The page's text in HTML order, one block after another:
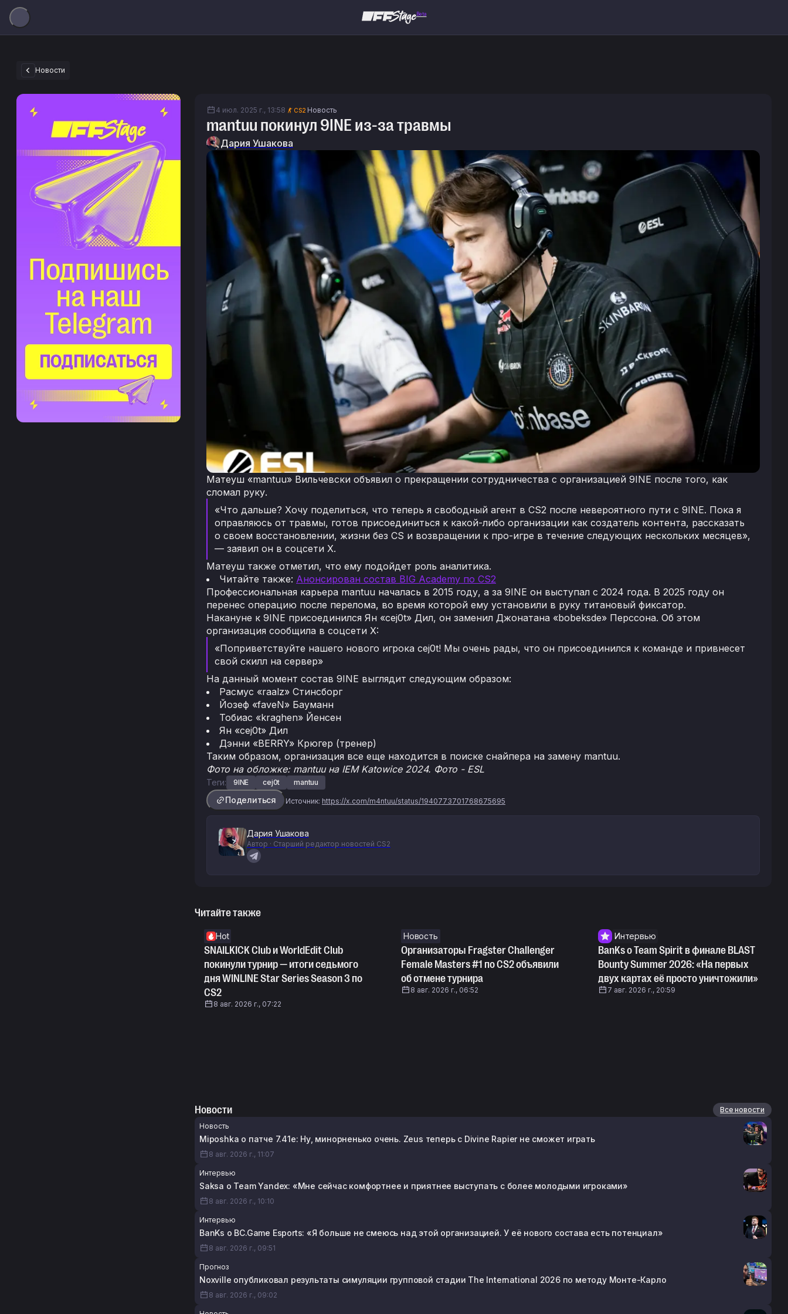
Beta
Новости
4 июл. 2025 г., 13:58 CS2 Новость
mantuu покинул 9INE из-за травмы
Дария Ушакова
Матеуш «mantuu» Вильчевски объявил о прекращении сотрудничества с организацией 9INE после того, как
сломал руку.
«Что дальше? Хочу поделиться, что теперь я свободный агент в CS2 после невероятного пути с 9INE. Пока я
оправляюсь от травмы, готов присоединиться к какой-либо организации как создатель контента, рассказать
о своем восстановлении, жизни без CS и возвращении к про-игре в течение следующих нескольких месяцев»,
— заявил он в соцсети X.
Матеуш также отметил, что ему подойдет роль аналитика.
Читайте также: Анонсирован состав BIG Academy по CS2
Профессиональная карьера mantuu началась в 2015 году, а за 9INE он выступал с 2024 года. В 2025 году он
перенес операцию после перелома, во время которой ему установили в руку титановый фиксатор.
Накануне к 9INE присоединился Ян «cej0t» Дил, он заменил Джонатана «bobeksde» Перссона. Об этом
организация сообщила в соцсети X:
«Поприветствуйте нашего нового игрока cej0t! Мы очень рады, что он присоединился к команде и привнесет
свой скилл на сервер»
На данный момент состав 9INE выглядит следующим образом:
Расмус «raalz» Стинсборг
Йозеф «faveN» Бауманн
Тобиас «kraghen» Йенсен
Ян «cej0t» Дил
Дэнни «BERRY» Крюгер (тренер)
Таким образом, организация все еще находится в поиске снайпера на замену mantuu.
Фото на обложке: mantuu на IEM Katowice 2024. Фото - ESL
Теги: 9INE cej0t mantuu
Поделиться Источник: https://x.com/m4ntuu/status/1940773701768675695
Дария Ушакова
Автор · Старший редактор новостей CS2
Читайте также
Hot
SNAILKICK Club и WorldEdit Club
покинули турнир — итоги седьмого
дня WINLINE Star Series Season 3 по
CS2
8 авг. 2026 г., 07:22
Новость
Организаторы Fragster Challenger
Female Masters #1 по CS2 объявили
об отмене турнира
8 авг. 2026 г., 06:52
Интервью
BanKs о Team Spirit в финале BLAST
Bounty Summer 2026: «На первых
двух картах её просто уничтожили»
7 авг. 2026 г., 20:59
Новости
Все новости
Новость
Miposhka о патче 7.41e: Ну, минорненько очень. Zeus теперь с Divine Rapier не сможет играть
8 авг. 2026 г., 11:07
Интервью
Saksa о Team Yandex: «Мне сейчас комфортнее и приятнее выступать с более молодыми игроками»
8 авг. 2026 г., 10:10
Интервью
BanKs о BC.Game Esports: «Я больше не смеюсь над этой организацией. У её нового состава есть потенциал»
8 авг. 2026 г., 09:51
Прогноз
Noxville опубликовал результаты симуляции групповой стадии The International 2026 по методу Монте-Карло
8 авг. 2026 г., 09:02